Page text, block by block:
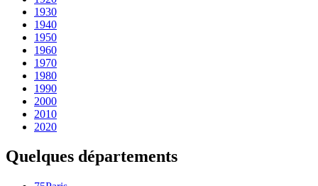
1930
1940
1950
1960
1970
1980
1990
2000
2010
2020
Quelques départements